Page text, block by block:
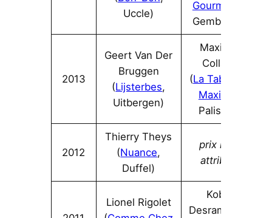
Uccle)
Gourmand
Gembloux)
2013
Geert Van Der
Bruggen
(Lijsterbes,
Uitbergen)
Maxime
Collard
(La Table de
Maxime
Paliseul)
2012
Thierry Theys
(Nuance,
Duffel)
prix non
attribué
Lionel Rigolet
Kobe
Desramaults